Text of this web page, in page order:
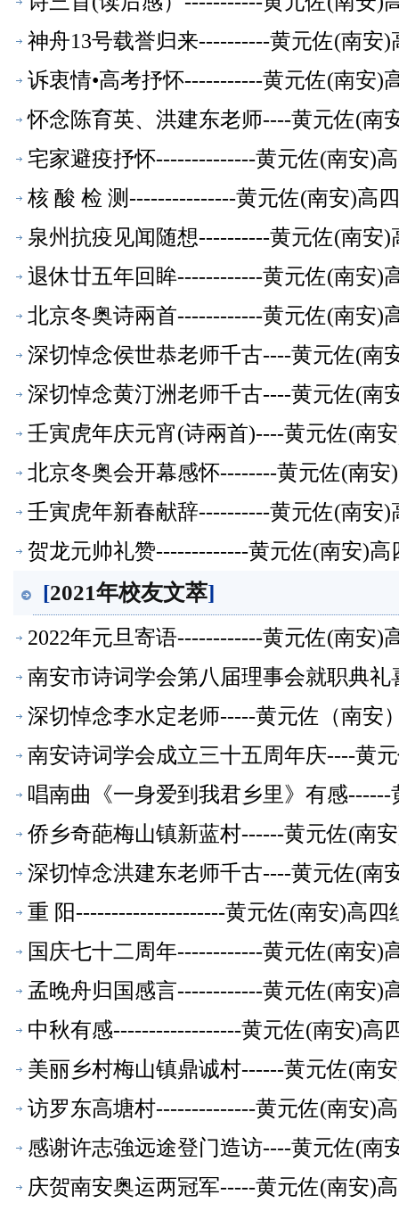
神舟13号载誉归来----------黄元佐(南安
诉衷情•高考抒怀-----------黄元佐(南安)
怀念陈育英、洪建东老师----黄元佐(南
宅家避疫抒怀--------------黄元佐(南安)
核 酸 检 测---------------黄元佐(南安)高
泉州抗疫见闻随想----------黄元佐(南安
退休廿五年回眸------------黄元佐(南安)
北京冬奥诗兩首------------黄元佐(南安)
深切悼念侯世恭老师千古----黄元佐(南
深切悼念黄汀洲老师千古----黄元佐(南
壬寅虎年庆元宵(诗兩首)----黄元佐(南
北京冬奥会开幕感怀--------黄元佐(南
壬寅虎年新春献辞----------黄元佐(南安
贺龙元帅礼赞-------------黄元佐(南安)
[2021年校友文萃]
2022年元旦寄语------------黄元佐(南安
南安市诗词学会第八届理事会就职典
【校友文萃】
深切悼念李水定老师-----黄元佐（南安
南安诗词学会成立三十五周年庆----黄
萃】
唱南曲《一身爱到我君乡里》有感
萃】
侨乡奇葩梅山镇新蓝村------黄元佐(南
深切悼念洪建东老师千古----黄元佐(南
重 阳---------------------黄元佐(南安)高
国庆七十二周年------------黄元佐(南安)
孟晚舟归国感言------------黄元佐(南安)
中秋有感------------------黄元佐(南安)高
美丽乡村梅山镇鼎诚村------黄元佐(南
访罗东高塘村--------------黄元佐(南安)
感谢许志強远途登门造访----黄元佐(南
庆贺南安奥运两冠军-----黄元佐(南安)